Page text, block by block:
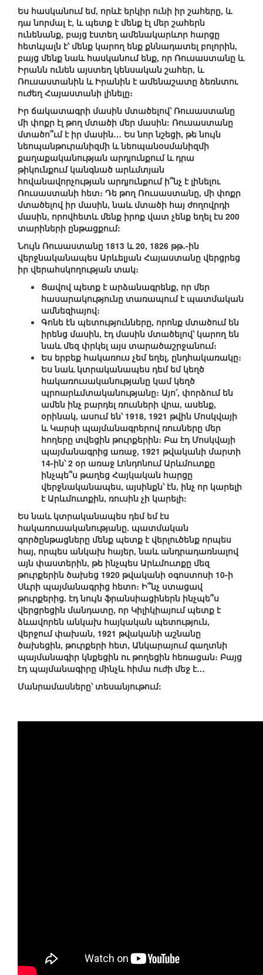
Ես հասկանում եմ, որևէ երկիր ունի իր շահերը, և
դա նորմալ է, և պետք է մենք էլ մեր շահերն
ունենանք, բայց էստեղ ամենակարևոր հարցը
հետևյալն է՝ մենք կարող ենք քննադատել բոլորին,
բայց մենք նաև հասկանում ենք, որ Ռուսաստանը և
Իրանն ունեն այստեղ կենսական շահեր, և
Ռուսաստանին և Իրանին է ամենաշատը ձեռնտու
ուժեղ Հայաստանի լինելը։
Իր ճակատագրի մասին մտածելով՝ Ռուսաստանը
մի փոքր էլ թող մտածի մեր մասին: Ռուսաստանը
մտածո՞ւմ է իր մասին… Ես նոր նշեցի, թե նույն
նեոպանթուրանիզմի և նեոպանօսմանիզմի
քաղաքականության արդյունքում և դրա
թիկունքում կանգնած արևմտյան
հովանավորչության արդյունքում ի՞նչ է լինելու
Ռուսաստանի հետ։ Դե թող Ռուսաստանը, մի փոքր
մտածելով իր մասին, նաև մտածի հայ ժողովրդի
մասին, որովհետև մենք իրոք վատ չենք եղել էս 200
տարիների ընթացքում:
Նույն Ռուսաստանը 1813 և 20, 1826 թթ․-ին
վերջնականապես Արևելյան Հայաստանը վերցրեց
իր վերահսկողության տակ։
Ցավով պետք է արձանագրենք, որ մեր
հասարակությունը տառապում է պատմական
ամնեզիայով։
Գոնե էն պետությունները, որոնք մտածում են
իրենց մասին, էդ մասին մտածելով՝ կարող են
նաև մեզ փրկել այս տարածաշրջանում։
Ես երբեք հակառուս չեմ եղել, ընդհակառակը։
Ես նաև կտրականապես դեմ եմ կեղծ
հակառուսականությանը կամ կեղծ
պրոարևմտականությանը։ Այո՛, փորձում են
ամեն ինչ բարդել ռուսների վրա, ասենք,
օրինակ, ասում են՝ 1918, 1921 թվին Մոսկվայի
և Կարսի պայմանագրերով ռուսները մեր
հողերը տվեցին թուրքերին։ Բա էդ Մոսկվայի
պայմանագրից առաջ, 1921 թվականի մարտի
14-ին՝ 2 օր առաջ Լոնդոնում Արևմուտքը
ինչպե՞ս թաղեց Հայկական հարցը
վերջնականապես, այսինքն՝ էն, ինչ որ կարելի
է Արևմուտքին, ռուսին չի կարելի:
Ես նաև կտրականապես դեմ եմ էս
հակառուսականությանը. պատմական
գործընթացները մենք պետք է վերլուծենք որպես
հայ, որպես անկախ հայեր, նաև անդրադառնալով
այն փաստերին, թե ինչպես Արևմուտքը մեզ
թուրքերին ծախեց 1920 թվականի օգոստոսի 10-ի
Սևրի պայմանագրից հետո։ Ի՞նչ ստացավ
թուրքերից. էդ նույն ֆրանսիացիներն ինչպե՞ս
վերցրեցին մանդատը, որ Կիլիկիայում պետք է
ձևավորեն անկախ հայկական պետություն,
վերջում փախան, 1921 թվականի աշնանը
ծախեցին, թուրքերի հետ, Անկարայում գաղտնի
պայմանագիր կնքեցին ու թողեցին հեռացան։ Բայց
էդ պայմանագիրը մինչև հիմա ուժի մեջ է…
Մանրամասները՝ տեսանյութում: